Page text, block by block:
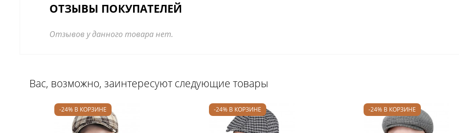
ОТЗЫВЫ ПОКУПАТЕЛЕЙ
Отзывов у данного товара нет.
Вас, возможно, заинтересуют следующие товары
-24% В КОРЗИНЕ -24% В КОРЗИНЕ -24% В КОРЗИНЕ